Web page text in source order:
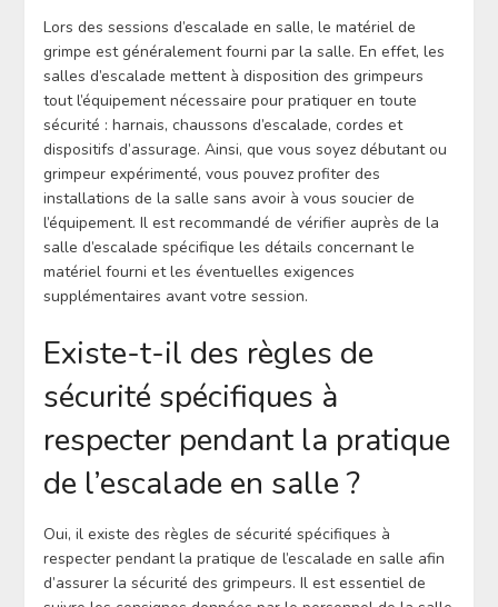
Lors des sessions d’escalade en salle, le matériel de
grimpe est généralement fourni par la salle. En effet, les
salles d’escalade mettent à disposition des grimpeurs
tout l’équipement nécessaire pour pratiquer en toute
sécurité : harnais, chaussons d’escalade, cordes et
dispositifs d’assurage. Ainsi, que vous soyez débutant ou
grimpeur expérimenté, vous pouvez profiter des
installations de la salle sans avoir à vous soucier de
l’équipement. Il est recommandé de vérifier auprès de la
salle d’escalade spécifique les détails concernant le
matériel fourni et les éventuelles exigences
supplémentaires avant votre session.
Existe-t-il des règles de
sécurité spécifiques à
respecter pendant la pratique
de l’escalade en salle ?
Oui, il existe des règles de sécurité spécifiques à
respecter pendant la pratique de l’escalade en salle afin
d’assurer la sécurité des grimpeurs. Il est essentiel de